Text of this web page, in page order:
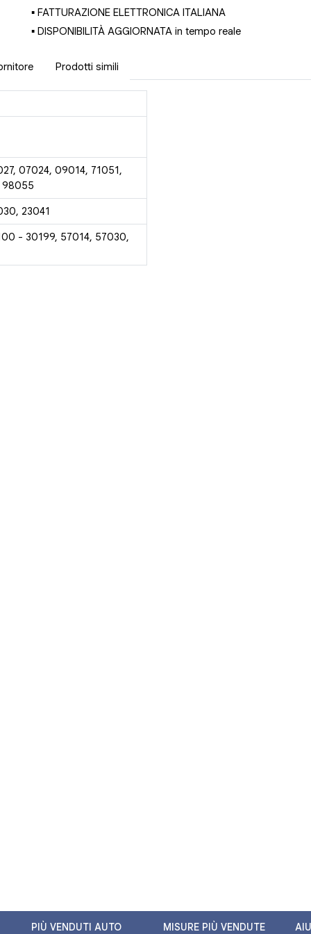
▪ FATTURAZIONE ELETTRONICA ITALIANA
▪ DISPONIBILITÀ AGGIORNATA in tempo reale
Prodotti simili
07024, 09014, 71051,
98055
23041
- 30199, 57014, 57030,
PIÙ VENDUTI AUTO MISURE PIÙ VENDUTE